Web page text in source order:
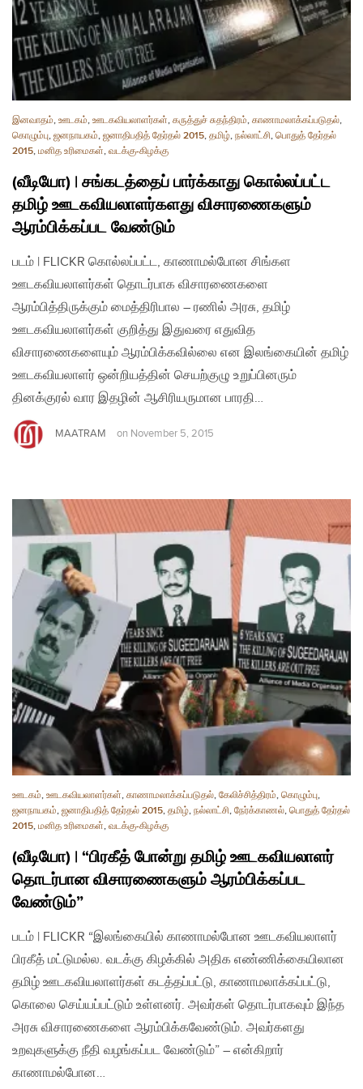
இனவாதம், ஊடகம், ஊடகவியலாளர்கள், கருத்துச் சுதந்திரம், காணாமலாக்கப்படுதல்,
கொழும்பு, ஜனநாயகம், ஜனாதிபதித் தேர்தல் 2015, தமிழ், நல்லாட்சி, பொதுத் தேர்தல்
2015, மனித உரிமைகள், வடக்கு-கிழக்கு
(வீடியோ) | சங்கடத்தைப் பார்க்காது கொல்லப்பட்ட
தமிழ் ஊடகவியலாளர்களது விசாரணைகளும்
ஆரம்பிக்கப்பட வேண்டும்
படம் | FLICKR கொல்லப்பட்ட, காணாமல்போன சிங்கள
ஊடகவியலாளர்கள் தொடர்பாக விசாரணைகளை
ஆரம்பித்திருக்கும் மைத்திரிபால – ரணில் அரசு, தமிழ்
ஊடகவியலாளர்கள் குறித்து இதுவரை எதுவித
விசாரணைகளையும் ஆரம்பிக்கவில்லை என இலங்கையின் தமிழ்
ஊடகவியலாளர் ஒன்றியத்தின் செயற்குழு உறுப்பினரும்
தினக்குரல் வார இதழின் ஆசிரியருமான பாரதி…
MAATRAM on November 5, 2015
ஊடகம், ஊடகவியலாளர்கள், காணாமலாக்கப்படுதல், கேலிச்சித்திரம், கொழும்பு,
ஜனநாயகம், ஜனாதிபதித் தேர்தல் 2015, தமிழ், நல்லாட்சி, நேர்க்காணல், பொதுத் தேர்தல்
2015, மனித உரிமைகள், வடக்கு-கிழக்கு
(வீடியோ) | “பிரகீத் போன்று தமிழ் ஊடகவியலாளர்
தொடர்பான விசாரணைகளும் ஆரம்பிக்கப்பட
வேண்டும்”
படம் | FLICKR “இலங்கையில் காணாமல்போன ஊடகவியலாளர்
பிரகீத் மட்டுமல்ல. வடக்கு கிழக்கில் அதிக எண்ணிக்கையிலான
தமிழ் ஊடகவியலாளர்கள் கடத்தப்பட்டு, காணாமலாக்கப்பட்டு,
கொலை செய்யப்பட்டும் உள்ளனர். அவர்கள் தொடர்பாகவும் இந்த
அரசு விசாரணைகளை ஆரம்பிக்கவேண்டும். அவர்களது
உறவுகளுக்கு நீதி வழங்கப்பட வேண்டும்” – என்கிறார்
காணாமல்போன…